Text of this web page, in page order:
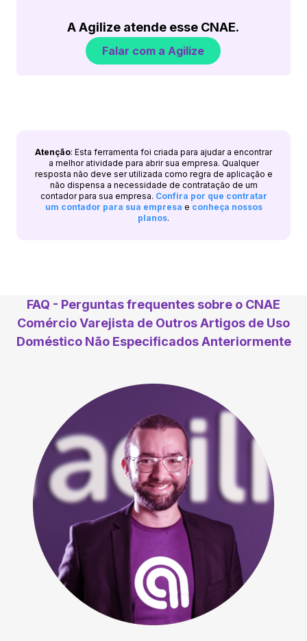
A Agilize atende esse CNAE.
Falar com a Agilize
Atenção: Esta ferramenta foi criada para ajudar a encontrar
a melhor atividade para abrir sua empresa. Qualquer
resposta não deve ser utilizada como regra de aplicação e
não dispensa a necessidade de contratação de um
contador para sua empresa. Confira por que contratar
um contador para sua empresa e conheça nossos
planos.
FAQ - Perguntas frequentes sobre o CNAE
Comércio Varejista de Outros Artigos de Uso
Doméstico Não Especificados Anteriormente